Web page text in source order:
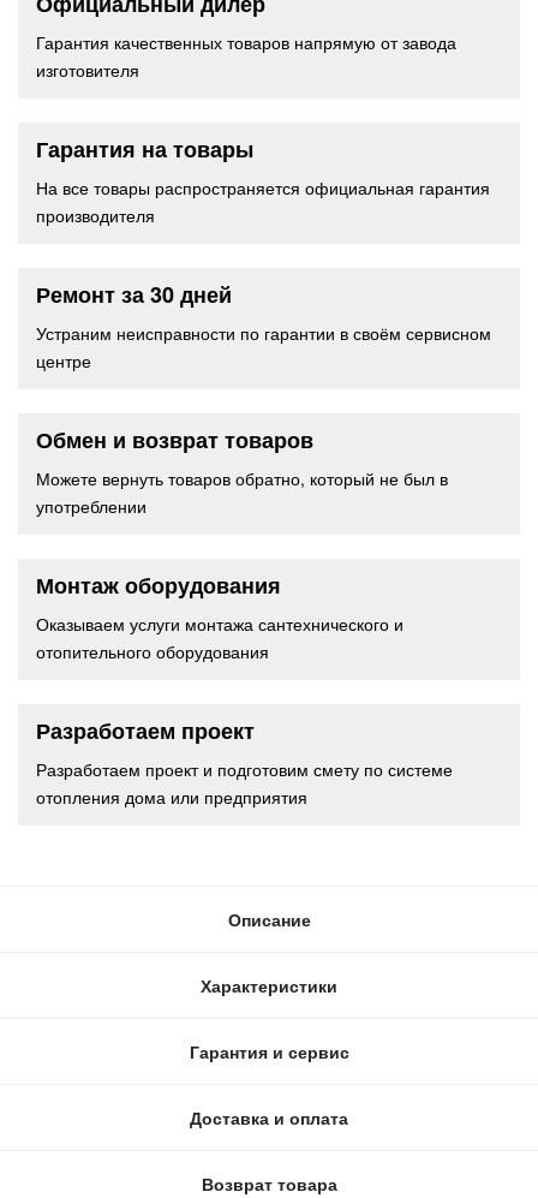
Гарантия качественных товаров напрямую от завода
изготовителя
Гарантия на товары
На все товары распространяется официальная гарантия
производителя
Ремонт за 30 дней
Устраним неисправности по гарантии в своём сервисном
центре
Обмен и возврат товаров
Можете вернуть товаров обратно, который не был в
употреблении
Монтаж оборудования
Оказываем услуги монтажа сантехнического и
отопительного оборудования
Разработаем проект
Разработаем проект и подготовим смету по системе
отопления дома или предприятия
Описание
Характеристики
Гарантия и сервис
Доставка и оплата
Возврат товара